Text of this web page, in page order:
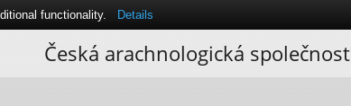
Česká arachnologická společnost
functionality. Details